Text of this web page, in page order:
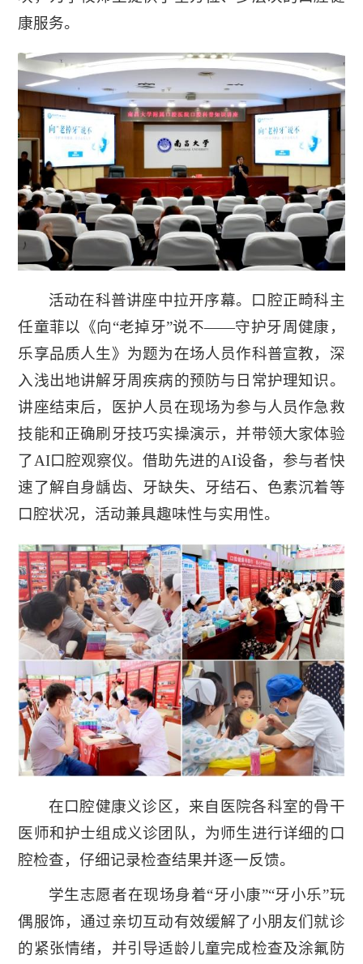
康服务。
活动在科普讲座中拉开序幕。口腔正畸科主
任童菲以《向“老掉牙”说不——守护牙周健康，
乐享品质人生》为题为在场人员作科普宣教，深
入浅出地讲解牙周疾病的预防与日常护理知识。
讲座结束后，医护人员在现场为参与人员作急救
技能和正确刷牙技巧实操演示，并带领大家体验
了AI口腔观察仪。借助先进的AI设备，参与者快
速了解自身龋齿、牙缺失、牙结石、色素沉着等
口腔状况，活动兼具趣味性与实用性。
在口腔健康义诊区，来自医院各科室的骨干
医师和护士组成义诊团队，为师生进行详细的口
腔检查，仔细记录检查结果并逐一反馈。
学生志愿者在现场身着“牙小康”“牙小乐”玩
偶服饰，通过亲切互动有效缓解了小朋友们就诊
的紧张情绪，并引导适龄儿童完成检查及涂氟防